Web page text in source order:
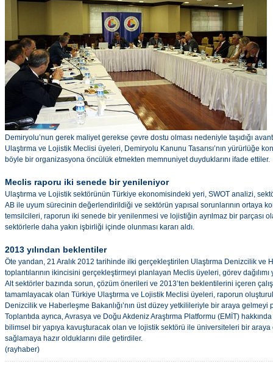
Demiryolu’nun gerek maliyet gerekse çevre dostu olması nedeniyle taşıdığı
Ulaştırma ve Lojistik Meclisi üyeleri, Demiryolu Kanunu Tasarısı’nın yürürlüğe
böyle bir organizasyona öncülük etmekten memnuniyet duyduklarını ifade ettiler.
Meclis raporu iki senede bir yenileniyor
Ulaştırma ve Lojistik sektörünün Türkiye ekonomisindeki yeri, SWOT analizi,
AB ile uyum sürecinin değerlendirildiği ve sektörün yapısal sorunlarının ortaya
temsilcileri, raporun iki senede bir yenilenmesi ve lojistiğin ayrılmaz bir parçası
sektörlerle daha yakın işbirliği içinde olunması kararı aldı.
2013 yılından beklentiler
Öte yandan, 21 Aralık 2012 tarihinde ilki gerçekleştirilen Ulaştırma Denizcilik ve
toplantılarının ikincisini gerçekleştirmeyi planlayan Meclis üyeleri, görev dağılımı
Alt sektörler bazında sorun, çözüm önerileri ve 2013’ten beklentilerini içeren
tamamlayacak olan Türkiye Ulaştırma ve Lojistik Meclisi üyeleri, raporun
Denizcilik ve Haberleşme Bakanlığı’nın üst düzey yetkilileriyle bir araya gelmeyi
Toplantıda ayrıca, Avrasya ve Doğu Akdeniz Araştırma Platformu (EMİT)
bilimsel bir yapıya kavuşturacak olan ve lojistik sektörü ile üniversiteleri bir araya
sağlamaya hazır olduklarını dile getirdiler.
(rayhaber)